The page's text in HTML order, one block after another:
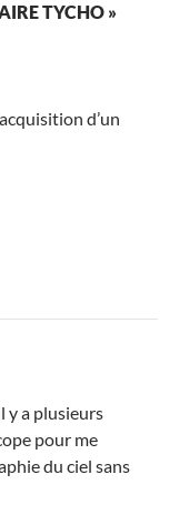
TYCHO »
d’un
y a plusieurs
pour me
du ciel sans